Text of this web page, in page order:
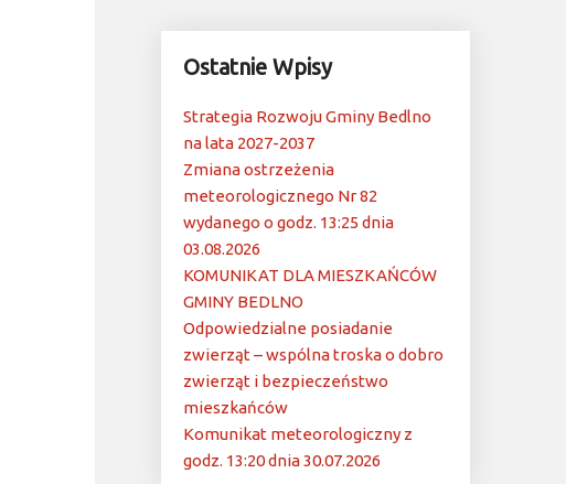
Ostatnie Wpisy
Strategia Rozwoju Gminy Bedlno
na lata 2027-2037
Zmiana ostrzeżenia
meteorologicznego Nr 82
wydanego o godz. 13:25 dnia
03.08.2026
KOMUNIKAT DLA MIESZKAŃCÓW
GMINY BEDLNO
Odpowiedzialne posiadanie
zwierząt – wspólna troska o dobro
zwierząt i bezpieczeństwo
mieszkańców
Komunikat meteorologiczny z
godz. 13:20 dnia 30.07.2026